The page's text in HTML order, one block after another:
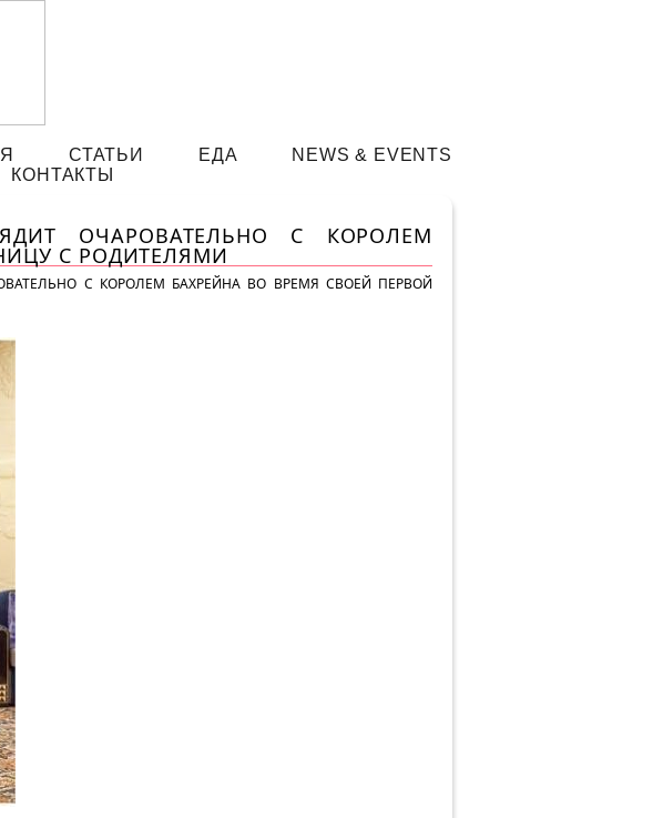
СТАТЬИ ЕДА
NEWS & EVENTS
КОНТАКТЫ
ОЧАРОВАТЕЛЬНО С КОРОЛЕМ
С РОДИТЕЛЯМИ
С КОРОЛЕМ БАХРЕЙНА ВО ВРЕМЯ СВОЕЙ ПЕРВОЙ